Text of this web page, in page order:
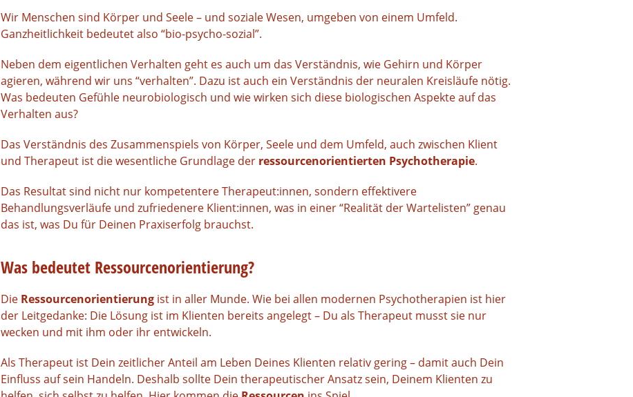
Wir Menschen sind Körper und Seele – und soziale Wesen, umgeben von einem Umfeld.
Ganzheitlichkeit bedeutet also “bio-psycho-sozial”.
Neben dem eigentlichen Verhalten geht es auch um das Verständnis, wie Gehirn und Körper
agieren, während wir uns “verhalten”. Dazu ist auch ein Verständnis der neuralen Kreisläufe nötig.
Was bedeuten Gefühle neurobiologisch und wie wirken sich diese biologischen Aspekte auf das
Verhalten aus?
Das Verständnis des Zusammenspiels von Körper, Seele und dem Umfeld, auch zwischen Klient
und Therapeut ist die wesentliche Grundlage der ressourcenorientierten Psychotherapie.
Das Resultat sind nicht nur kompetentere Therapeut:innen, sondern effektivere
Behandlungsverläufe und zufriedenere Klient:innen, was in einer “Realität der Wartelisten” genau
das ist, was Du für Deinen Praxiserfolg brauchst.
Was bedeutet Ressourcenorientierung?
Die Ressourcenorientierung ist in aller Munde. Wie bei allen modernen Psychotherapien ist hier
der Leitgedanke: Die Lösung ist im Klienten bereits angelegt – Du als Therapeut musst sie nur
wecken und mit ihm oder ihr entwickeln.
Als Therapeut ist Dein zeitlicher Anteil am Leben Deines Klienten relativ gering – damit auch Dein
Einfluss auf sein Handeln. Deshalb sollte Dein therapeutischer Ansatz sein, Deinem Klienten zu